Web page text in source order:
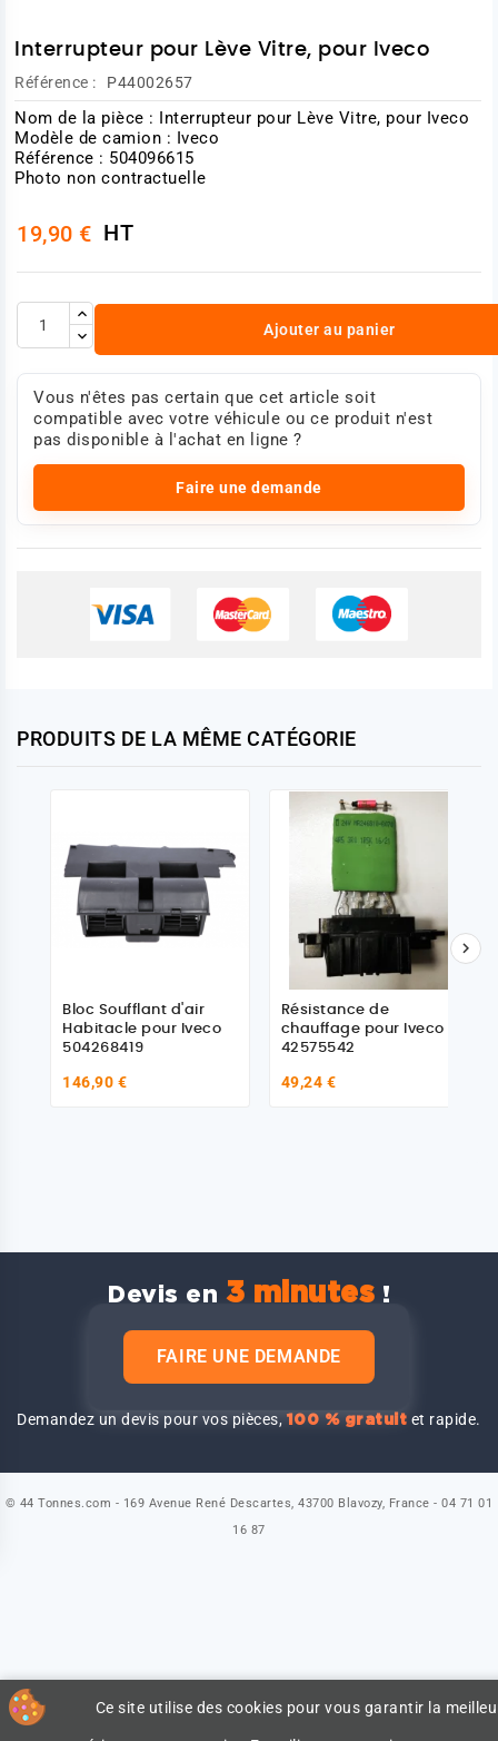
Interrupteur pour Lève Vitre, pour Iveco
Référence : P44002657
Nom de la pièce : Interrupteur pour Lève Vitre, pour Iveco
Modèle de camion : Iveco
Référence : 504096615
Photo non contractuelle
19,90 € HT
Ajouter au panier
Vous n'êtes pas certain que cet article soit
compatible avec votre véhicule ou ce produit n'est
pas disponible à l'achat en ligne ?
Faire une demande
PRODUITS DE LA MÊME CATÉGORIE
Bloc Soufflant d'air
Habitacle pour Iveco
504268419
146,90 €
Résistance de
chauffage pour Iveco
42575542
49,24 €

Devis en 3 minutes !
FAIRE UNE DEMANDE
Demandez un devis pour vos pièces,100 % gratuit et rapide.
Ce site utilise des cookies pour vous garantir la
© 44 Tonnes.com - 169 Avenue René Descartes, 43700 Blavozy, France - 04 71 01
16 87